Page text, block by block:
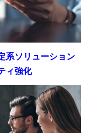
系ソリューション
ィ強化